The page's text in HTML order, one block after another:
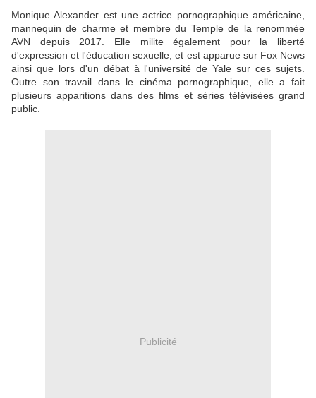
Monique Alexander est une actrice pornographique américaine,
mannequin de charme et membre du Temple de la renommée
AVN depuis 2017. Elle milite également pour la liberté
d'expression et l'éducation sexuelle, et est apparue sur Fox News
ainsi que lors d'un débat à l'université de Yale sur ces sujets.
Outre son travail dans le cinéma pornographique, elle a fait
plusieurs apparitions dans des films et séries télévisées grand
public.
Publicité